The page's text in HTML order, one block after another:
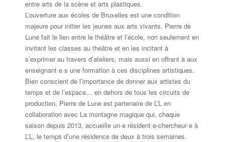
entre arts de la scène et arts plastiques.
L’ouverture aux écoles de Bruxelles est une condition
majeure pour initier les jeunes aux arts vivants. Pierre de
Lune fait le lien entre le théâtre et l’école, non seulement en
invitant les classes au théâtre et en les incitant à
s’exprimer au travers d’ateliers, mais aussi en offrant à aux
enseignant·e·s une formation à ces disciplines artistiques.
Bien conscient de l’importance de donner aux artistes du
temps et de l’espace… en dehors de tous les circuits de
production, Pierre de Lune est partenaire de L’L en
collaboration avec La montagne magique qui, chaque
saison depuis 2013, accueille un·e résident·e-chercheur·e à
L’L, le temps d’une résidence de deux à trois semaines.